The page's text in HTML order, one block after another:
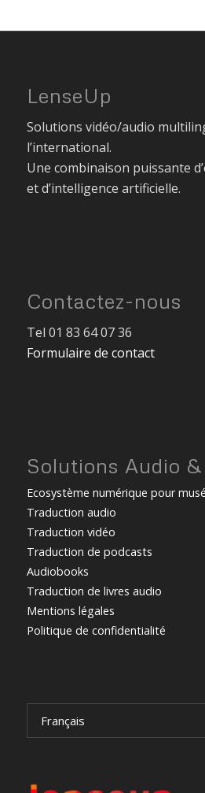
LenseUp
Solutions vidéo/audio
l’international.
Une combinaison puissante
et d’intelligence artificielle.
Contactez-nous
Tel 01 83 64 07 36
Formulaire de contact
Solutions Audio
Ecosystème numérique pour
Traduction audio
Traduction vidéo
Traduction de podcasts
Audiobooks
Traduction de livres audio
Mentions légales
Politique de confidentialité
Français